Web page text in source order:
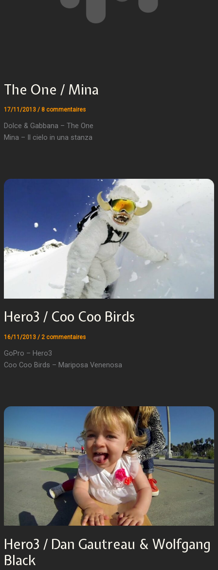
The One / Mina
17/11/2013 / 8 commentaires
Dolce & Gabbana – The One
Mina – Il cielo in una stanza
Hero3 / Coo Coo Birds
16/11/2013 / 2 commentaires
GoPro – Hero3
Coo Coo Birds – Mariposa Venenosa
Hero3 / Dan Gautreau & Wolfgang
Black